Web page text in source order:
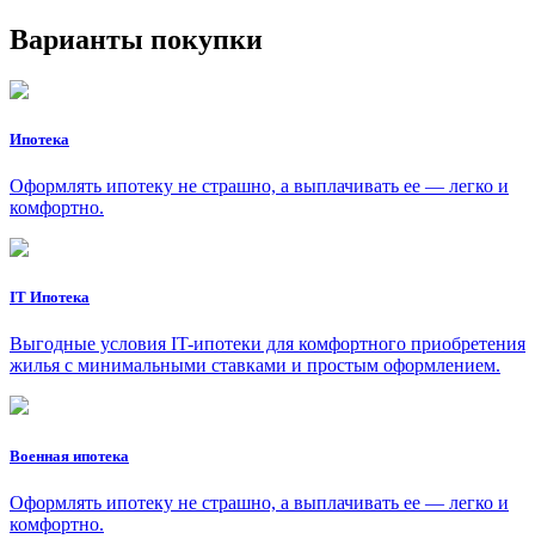
Варианты покупки
Ипотека
Оформлять ипотеку не страшно, а выплачивать ее — легко и
комфортно.
IT Ипотека
Выгодные условия IT-ипотеки для комфортного приобретения
жилья с минимальными ставками и простым оформлением.
Военная ипотека
Оформлять ипотеку не страшно, а выплачивать ее — легко и
комфортно.